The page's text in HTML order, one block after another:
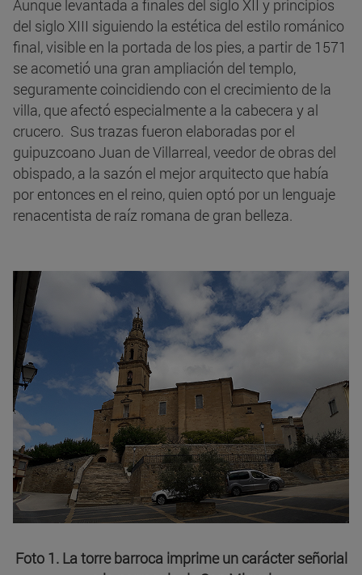
Aunque levantada a finales del siglo XII y principios
del siglo XIII siguiendo la estética del estilo románico
final, visible en la portada de los pies, a partir de 1571
se acometió una gran ampliación del templo,
seguramente coincidiendo con el crecimiento de la
villa, que afectó especialmente a la cabecera y al
crucero. Sus trazas fueron elaboradas por el
guipuzcoano Juan de Villarreal, veedor de obras del
obispado, a la sazón el mejor arquitecto que había
por entonces en el reino, quien optó por un lenguaje
renacentista de raíz romana de gran belleza.
Foto 1. La torre barroca imprime un carácter señorial